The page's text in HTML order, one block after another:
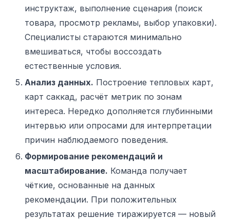
инструктаж, выполнение сценария (поиск
товара, просмотр рекламы, выбор упаковки).
Специалисты стараются минимально
вмешиваться, чтобы воссоздать
естественные условия.
Анализ данных. Построение тепловых карт,
карт саккад, расчёт метрик по зонам
интереса. Нередко дополняется глубинными
интервью или опросами для интерпретации
причин наблюдаемого поведения.
Формирование рекомендаций и
масштабирование. Команда получает
чёткие, основанные на данных
рекомендации. При положительных
результатах решение тиражируется — новый